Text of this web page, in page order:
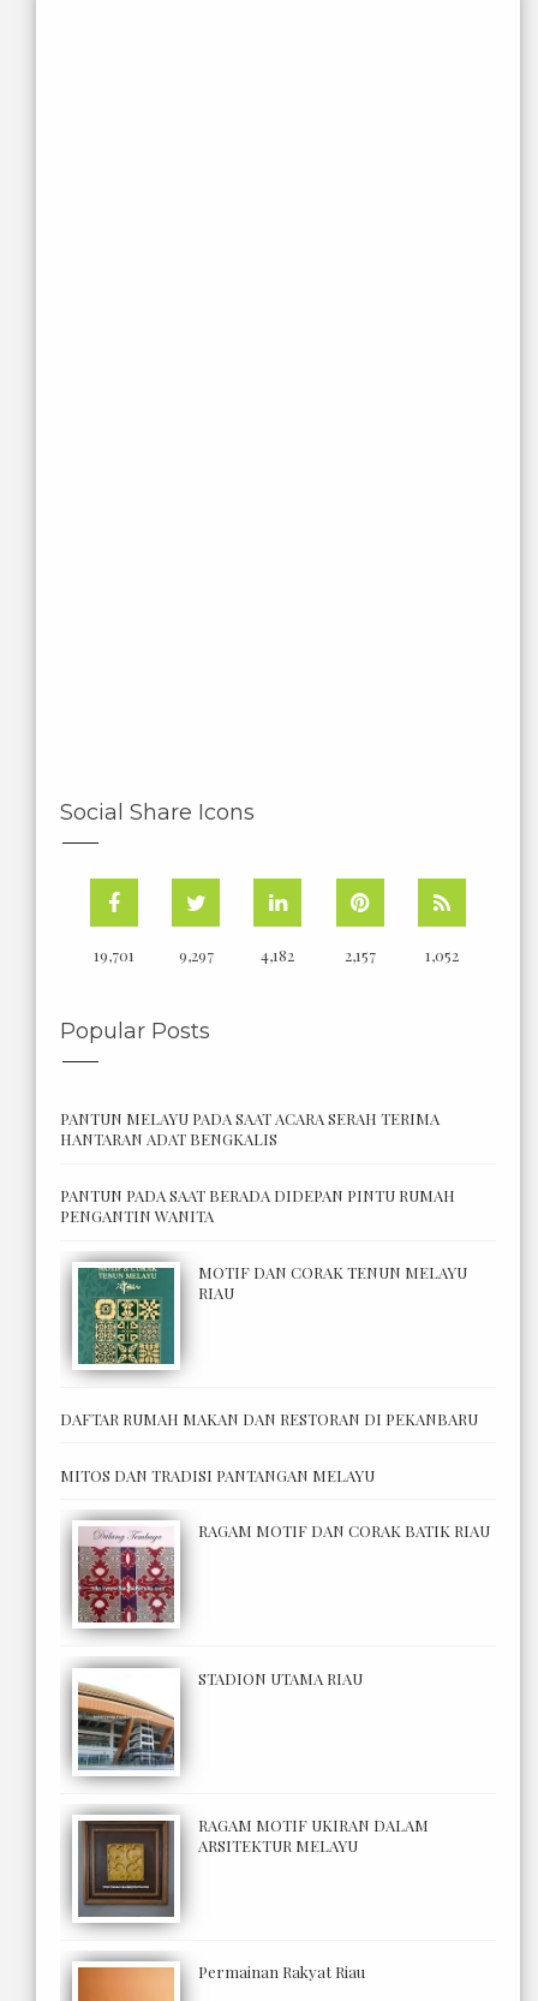
Social Share Icons
19,701 9,297 4,182 2,157 1,052
Popular Posts
PANTUN MELAYU PADA SAAT ACARA SERAH TERIMA
HANTARAN ADAT BENGKALIS
PANTUN PADA SAAT BERADA DIDEPAN PINTU RUMAH
PENGANTIN WANITA
MOTIF DAN CORAK TENUN MELAYU
RIAU
DAFTAR RUMAH MAKAN DAN RESTORAN DI PEKANBARU
MITOS DAN TRADISI PANTANGAN MELAYU
RAGAM MOTIF DAN CORAK BATIK RIAU
STADION UTAMA RIAU
RAGAM MOTIF UKIRAN DALAM
ARSITEKTUR MELAYU
Permainan Rakyat Riau